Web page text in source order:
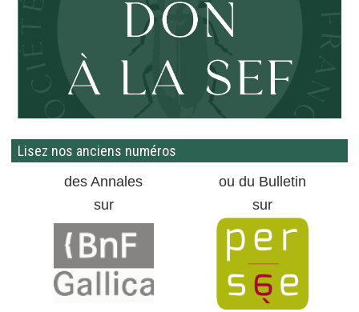
Lisez nos anciens numéros
des Annales
ou du Bulletin
sur
sur